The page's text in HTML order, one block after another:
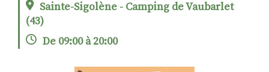
RECHERCHER
Sainte-Sigolène - Camping de Vaubarlet
(43)
De 09:00 à 20:00